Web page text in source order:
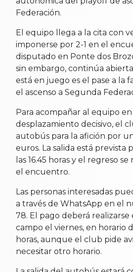
Federación.
El equipo llega a la cita con
imponerse por 2-1 en el
disputado en Ponte dos
sin embargo, continúa
está en juego es el pase a la
el ascenso a Segunda
Para acompañar al equipo
desplazamiento decisivo, el
autobús para la afición por
euros. La salida está prevista
las 16.45 horas y el regreso
el encuentro.
Las personas interesadas
a través de WhatsApp en el
78. El pago deberá realizarse
campo el viernes, en horario
horas, aunque el club pide
necesitar otro horario.